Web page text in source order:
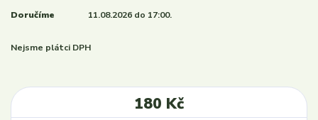
Doručíme 11.08.2026 do 17:00.
Nejsme plátci DPH
180 Kč